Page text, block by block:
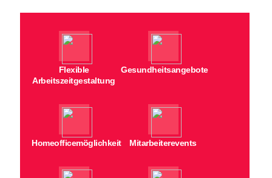
Flexible
Arbeitszeitgestaltung
Gesundheitsangebote
Homeofficemöglichkeit Mitarbeiterevents